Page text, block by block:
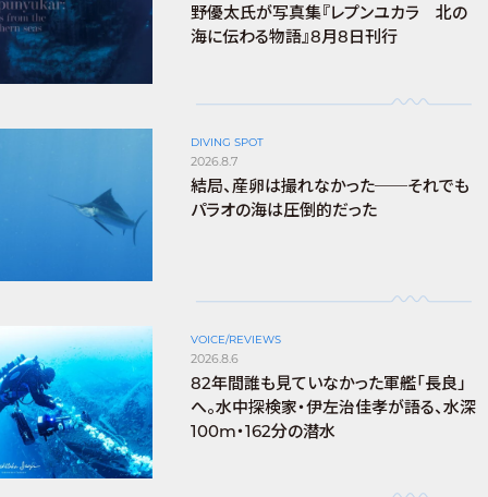
野優太氏が写真集『レプンユカラ 北の
海に伝わる物語』8月8日刊行
DIVING SPOT
2026.8.7
結局、産卵は撮れなかった──それでも
パラオの海は圧倒的だった
VOICE/REVIEWS
2026.8.6
82年間誰も見ていなかった軍艦「長良」
へ。水中探検家・伊左治佳孝が語る、水深
100m・162分の潜水